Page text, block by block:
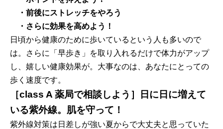
・前後にストレッチをやろう
・さらに効果を高めよう！
日頃から健康のために歩いているという人も多いので
は。さらに「早歩き」を取り入れるだけで体力がアップ
し、嬉しい健康効果が。大事なのは、あなたにとっての
歩く速度です。
［class A 薬局で相談しよう］日に日に増えて
いる紫外線。肌を守って！
紫外線対策は日差しが強い夏からで大丈夫と思っていた